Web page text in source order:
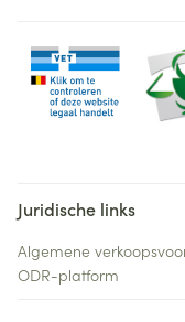
Juridische links
Algemene
ODR-platform